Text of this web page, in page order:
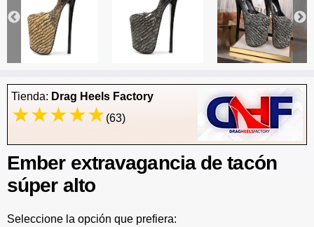
Tienda: Drag Heels Factory
(63)
Ember extravagancia de tacón
súper alto
Seleccione la opción que prefiera: